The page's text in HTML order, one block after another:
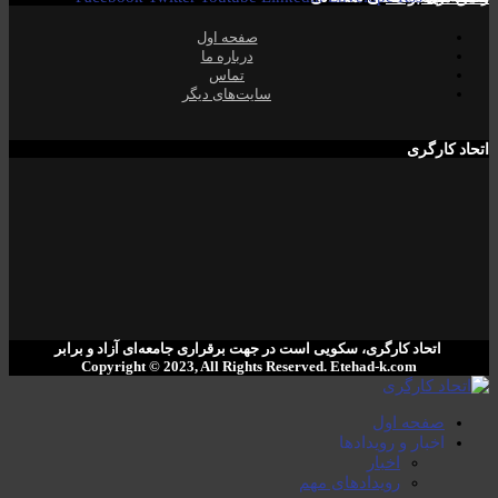
صفحە اول
دربارە ما
تماس
سایت‌های دیگر
اتحاد کارگری
اتحاد کارگری، سکویی است در جهت برقراری جامعەای آزاد و برابر
Copyright © 2023, All Rights Reserved. ‌Etehad-k.com
صفحە اول
اخبار و رویدادها
اخبار
رویدادهای مهم